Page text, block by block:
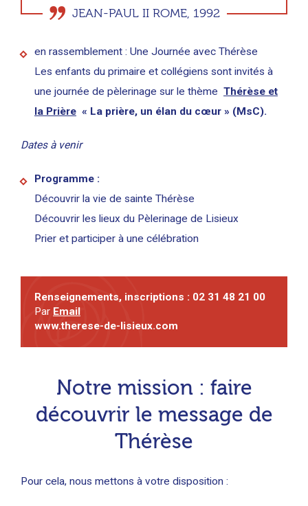
JEAN-PAUL II ROME, 1992
en rassemblement : Une Journée avec Thérèse
Les enfants du primaire et collégiens sont invités à
une journée de pèlerinage sur le thème Thérèse et
la Prière « La prière, un élan du cœur » (MsC).
Dates à venir
Programme :
Découvrir la vie de sainte Thérèse
Découvrir les lieux du Pèlerinage de Lisieux
Prier et participer à une célébration
Renseignements, inscriptions : 02 31 48 21 00
Par Email
www.therese-de-lisieux.com
Notre mission : faire
découvrir le message de
Thérèse
Pour cela, nous mettons à votre disposition :